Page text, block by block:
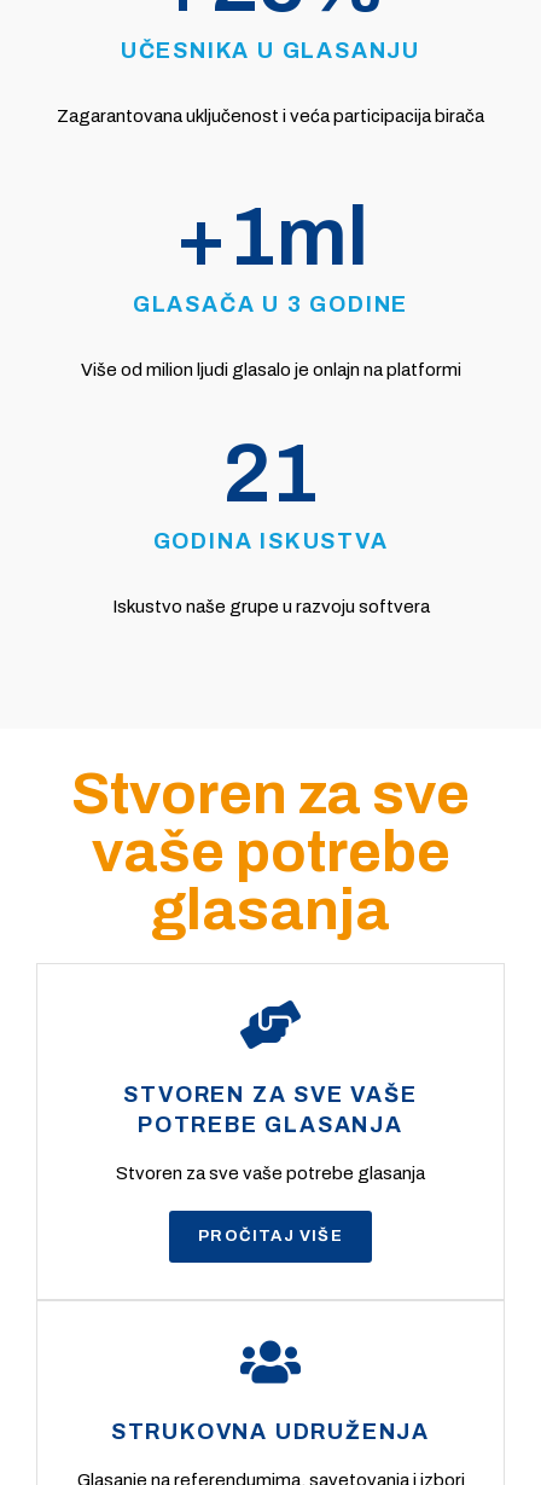
UČESNIKA U GLASANJU
Zagarantovana uključenost i veća participacija birača
GLASAČA U 3 GODINE
+1ml
Više od milion ljudi glasalo je onlajn na platformi
GODINA ISKUSTVA
21
Iskustvo naše grupe u razvoju softvera
Stvoren za sve
vaše potrebe
glasanja
STVOREN ZA SVE VAŠE
POTREBE GLASANJA
Stvoren za sve vaše potrebe glasanja
PROČITAJ VIŠE
STRUKOVNA UDRUŽENJA
Glasanje na referendumima, savetovanja i izbori